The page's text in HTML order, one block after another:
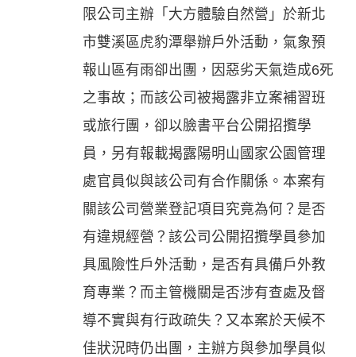
限公司主辦「大方體驗自然營」於新北
市雙溪區虎豹潭舉辦戶外活動，氣象預
報山區有雨卻出團，因惡劣天氣造成6死
之事故；而該公司被揭露非立案補習班
或旅行團，卻以臉書平台公開招攬學
員，另有報載揭露陽明山國家公園管理
處官員似與該公司有合作關係。本案有
關該公司營業登記項目究竟為何？是否
有違規經營？該公司公開招攬學員參加
具風險性戶外活動，是否有具備戶外教
育專業？而主管機關是否涉有查處及督
導不實與有行政疏失？又本案於天候不
佳狀況時仍出團，主辦方與參加學員似